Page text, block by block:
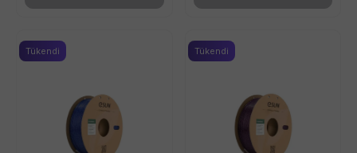
Tükendi Tükendi